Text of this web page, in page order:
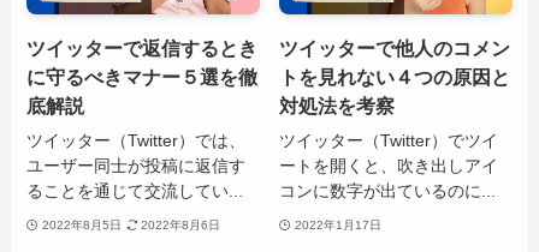
ツイッターで返信するとき
に守るべきマナー５選を徹
底解説
ツイッター（Twitter）では、
ユーザー同士が投稿に返信す
ることを通じて交流してい...
2022年8月5日 2022年8月6日
ツイッターで他人のコメン
トを見れない４つの原因と
対処法を考察
ツイッター（Twitter）でツイ
ートを開くと、吹き出しアイ
コンに数字が出ているのに...
2022年1月17日